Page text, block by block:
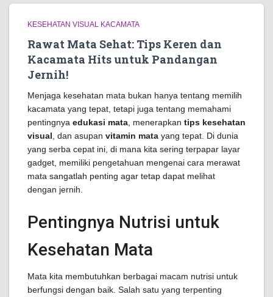
KESEHATAN VISUAL KACAMATA
Rawat Mata Sehat: Tips Keren dan
Kacamata Hits untuk Pandangan
Jernih!
Menjaga kesehatan mata bukan hanya tentang memilih
kacamata yang tepat, tetapi juga tentang memahami
pentingnya edukasi mata , menerapkan tips kesehatan
visual , dan asupan vitamin mata yang tepat. Di dunia
yang serba cepat ini, di mana kita sering terpapar layar
gadget, memiliki pengetahuan mengenai cara merawat
mata sangatlah penting agar tetap dapat melihat
dengan jernih.
Pentingnya Nutrisi untuk
Kesehatan Mata
Mata kita membutuhkan berbagai macam nutrisi untuk
berfungsi dengan baik. Salah satu yang terpenting